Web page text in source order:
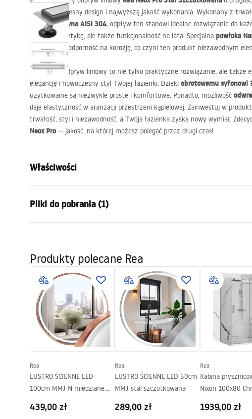
sobie nowoczesny design i najwyższą jakość wykonania. Wykonany z
stal nierdzewna AISI 304, odpływ ten stanowi idealne rozwiązanie do
nie tylko estetykę, ale także funkcjonalność na lata. Specjalna powłoka
długotrwałą odporność na korozję, co czyni ten produkt niezawodnym
Twój nowy odpływ liniowy to nie tylko praktyczne rozwiązanie, ale także
elegancję i nowoczesny styl Twojej łazienki. Dzięki obrotowemu syfonowi
użytkowanie są niezwykle proste i komfortowe. Ponadto, możliwość
daje elastyczność w aranżacji przestrzeni kąpielowej. Zainwestuj w
trwałość, styl i niezawodność, a Twoja łazienka zyska nowy wymiar.
Neox Pro— jakość, na której możesz polegać przez długi czas!
Właściwości
Typ syfonu
Długość odpływu (cm)
60
Kolor
Maskownica
Odwracalna 2w1
Przepustowość
0,45 l/s
Powłoka
Nano Flex
Gwarancja
120 miesięcy na
stalowej, 24
Pliki do pobrania (1)
Produkty polecane Rea
Rea
LUSTRO ŚCIENNE LED
100cm MMJ N miedziane
439,00 zł
Rea
LUSTRO ŚCIENNE LED 50cm
MMJ stal szczotkowana
289,00 zł
Rea
Kabina
Nixon 100x80
1939,00 zł